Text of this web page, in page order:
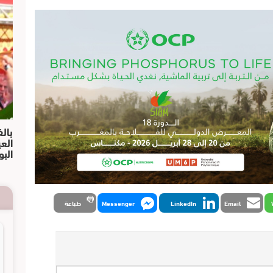
Email
LinkedIn
Messenger طباعة